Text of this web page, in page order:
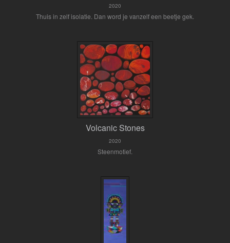
2020
Thuis in zelf isolatie. Dan word je vanzelf een beetje gek.
Volcanic Stones
2020
Steenmotief.